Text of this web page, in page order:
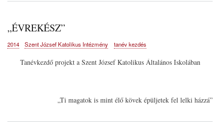
„ÉVREKÉSZ”
2014 Szent József Katolikus Intézmény tanév kezdés
Tanévkezdő projekt a Szent József Katolikus Általános Iskolában
„Ti magatok is mint élő kövek épüljetek fel lelki házzá”